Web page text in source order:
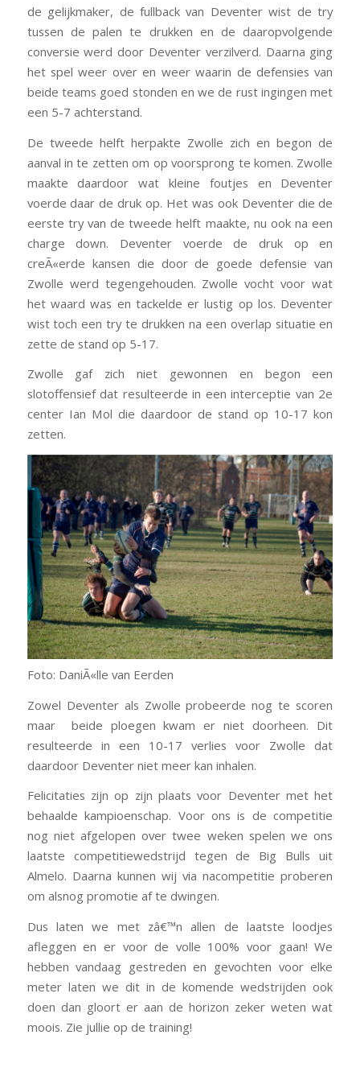
de gelijkmaker, de fullback van Deventer wist de try
tussen de palen te drukken en de daaropvolgende
conversie werd door Deventer verzilverd. Daarna ging
het spel weer over en weer waarin de defensies van
beide teams goed stonden en we de rust ingingen met
een 5-7 achterstand.
De tweede helft herpakte Zwolle zich en begon de
aanval in te zetten om op voorsprong te komen. Zwolle
maakte daardoor wat kleine foutjes en Deventer
voerde daar de druk op. Het was ook Deventer die de
eerste try van de tweede helft maakte, nu ook na een
charge down. Deventer voerde de druk op en
creÃ«erde kansen die door de goede defensie van
Zwolle werd tegengehouden. Zwolle vocht voor wat
het waard was en tackelde er lustig op los. Deventer
wist toch een try te drukken na een overlap situatie en
zette de stand op 5-17.
Zwolle gaf zich niet gewonnen en begon een
slotoffensief dat resulteerde in een interceptie van 2e
center Ian Mol die daardoor de stand op 10-17 kon
zetten.
Foto: DaniÃ«lle van Eerden
Zowel Deventer als Zwolle probeerde nog te scoren
maar beide ploegen kwam er niet doorheen. Dit
resulteerde in een 10-17 verlies voor Zwolle dat
daardoor Deventer niet meer kan inhalen.
Felicitaties zijn op zijn plaats voor Deventer met het
behaalde kampioenschap. Voor ons is de competitie
nog niet afgelopen over twee weken spelen we ons
laatste competitiewedstrijd tegen de Big Bulls uit
Almelo. Daarna kunnen wij via nacompetitie proberen
om alsnog promotie af te dwingen.
Dus laten we met zâ€™n allen de laatste loodjes
afleggen en er voor de volle 100% voor gaan! We
hebben vandaag gestreden en gevochten voor elke
meter laten we dit in de komende wedstrijden ook
doen dan gloort er aan de horizon zeker weten wat
moois. Zie jullie op de training!